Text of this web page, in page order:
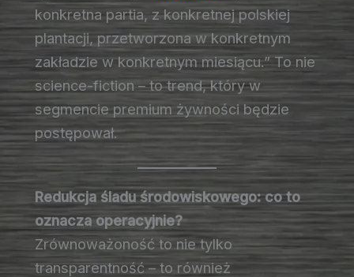
konkretna partia, z konkretnej polskiej
plantacji, przetworzona w konkretnym
zakładzie w konkretnym miesiącu.” To nie
science-fiction – to trend, który w
segmencie premium żywności będzie
postępował.
Redukcja śladu środowiskowego: co to
oznacza operacyjnie?
Zrównoważoność to nie tylko
transparentność – to również